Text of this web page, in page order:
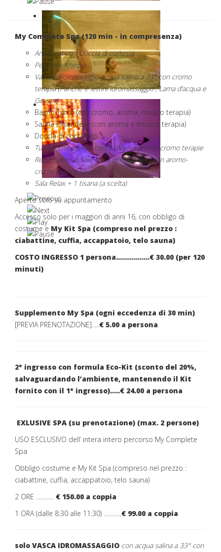
My Complete Spa (120 min - in compresenza)
Antimicotico - Doccia di cortesia
Percorso Kneipp
Vasca Idromassaggio acqua salina a 33° con cromo
terapia (Panche e lettini idromassaggio ;Lama d’acqua e
Geyser)
Bagno Turco (con cromo, aroma, musico terapia)
Sauna Finlandese (con aroma e musico terapia)
Doccia di contrasto
Tunnel Emozionale con 3 diverse aromo-cromo terapie
Relax Salino al Sale Rosa dell’Himalaya con aromo-
croma musica terapia
Sala Relax + 1 tisana (a scelta)
Aperto solo su appuntamento
Accesso solo per i maggiori di anni 16, con obbligo di
costume e My Kit Spa (compreso nel prezzo :
ciabattine, cuffia, accappatoio, telo sauna)
COSTO INGRESSO 1 persona.................€ 30.00 (per 120
minuti)
Supplemento My Spa (ogni eccedenza di 30 min)
[PREVIA PRENOTAZIONE].....€ 5.00 a persona
2° ingresso con formula Eco-Kit (sconto del 20%,
salvaguardando l’ambiente, mantenendo il Kit
fornito con il 1° ingresso).....€ 24.00 a persona
EXLUSIVE SPA (su prenotazione) (max. 2 persone)
USO ESCLUSIVO dell’ intera intero percorso My Complete
Spa
Obbligo costume e My Kit Spa (compreso nel prezzo :
ciabattine, cuffia, accappatoio, telo sauna)
2 ORE ............ € 150.00 a coppia
1 ORA (dalle 8:30 alle 11:30) ............€ 99.00 a coppia
solo VASCA IDROMASSAGGIO con acqua salina a 33° con